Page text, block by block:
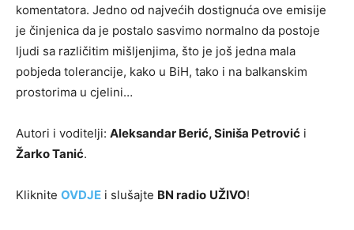
komentatora. Jedno od najvećih dostignuća ove emisije
je činjenica da je postalo sasvimo normalno da postoje
ljudi sa različitim mišljenjima, što je još jedna mala
pobjeda tolerancije, kako u BiH, tako i na balkanskim
prostorima u cjelini…
Autori i voditelji: Aleksandar Berić, Siniša Petrović i
Žarko Tanić.
Kliknite OVDJE i slušajte BN radio UŽIVO!